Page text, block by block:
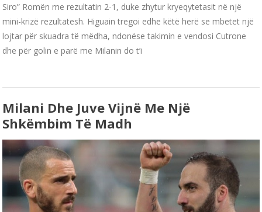
Siro” Romën me rezultatin 2-1, duke zhytur kryeqytetasit në një
mini-krizë rezultatesh. Higuain tregoi edhe këtë herë se mbetet një
lojtar për skuadra të mëdha, ndonëse takimin e vendosi Cutrone
dhe për golin e parë me Milanin do t’i
Milani Dhe Juve Vijnë Me Një
Shkëmbim Të Madh